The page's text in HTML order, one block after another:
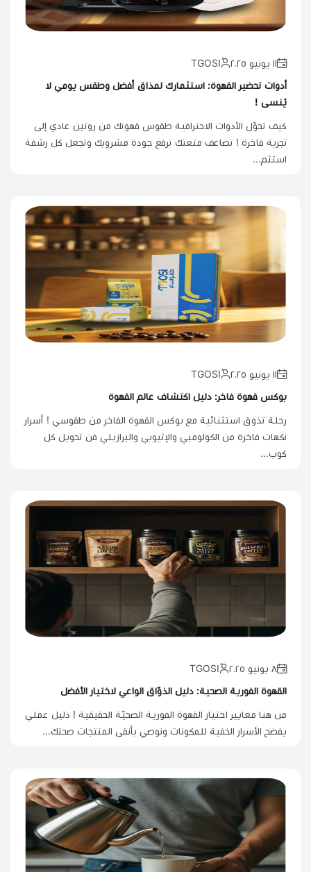
١١ يونيو ٢٠٢٥
أدوات تحضير القهوة: استثمارك لمذاق أفضل وطقس يومي لا
يُنسى !
كيف تحوّل الأدوات الاحترافية طقوس قهوتك من روتين عادي إلى
تجربة فاخرة ! تضاعف متعتك ترفع جودة مشروبك وتجعل كل رشفة
استثم...
١١ يونيو ٢٠٢٥
بوكس قهوة فاخر: دليل اكتشاف عالم القهوة
رحلة تذوق استثنائية مع بوكس القهوة الفاخر من طقوسي ! أسرار
نكهات فاخرة من الكولومبي والإثيوبي والبرازيلي فن تحويل كل
كوب...
٨ يونيو ٢٠٢٥
القهوة الفورية الصحية: دليل الذوّاق الواعي لاختيار الأفضل
من هنا معايير اختيار القهوة الفورية الصحيّة الحقيقية ! دليل عملي
يفضح الأسرار الخفية للمكونات ونوصي بأنقى المنتجات صحتك...